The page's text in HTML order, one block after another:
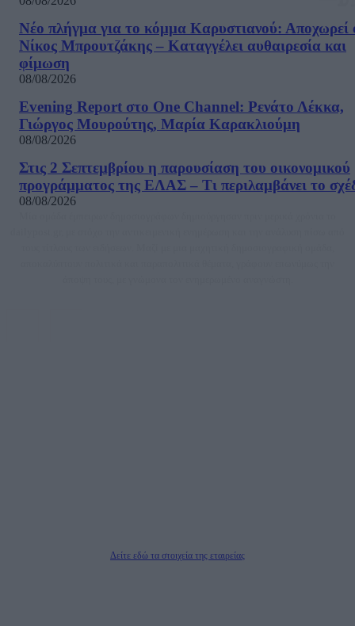
Νέο πλήγμα για το κόμμα Καρυστιανού: Αποχωρεί
Νίκος Μπρουτζάκης – Καταγγέλει αυθαιρεσία και
φίμωση
08/08/2026
Evening Report στο One Channel: Ρενάτο Λέκκα,
Γιώργος Μουρούτης, Μαρία Καρακλιούμη
08/08/2026
Στις 2 Σεπτεμβρίου η παρουσίαση του οικονομικού
προγράμματος της ΕΛΑΣ – Τι περιλαμβάνει το
08/08/2026
Δείτε εδώ τα στοιχεία της εταιρείας